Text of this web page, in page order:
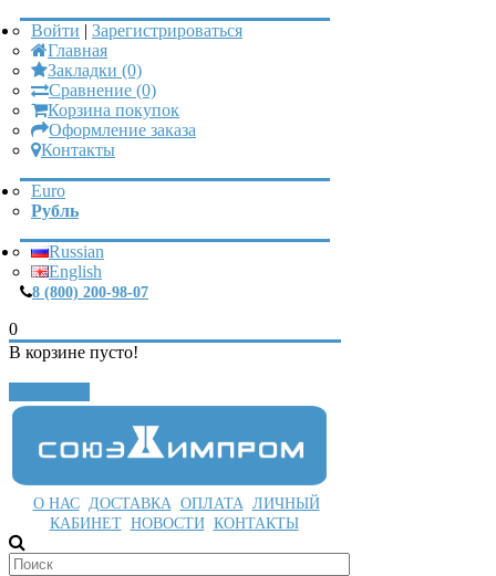
Войти | Зарегистрироваться
Главная
Закладки (0)
Сравнение (0)
Корзина покупок
Оформление заказа
Контакты
Euro
Рубль
Russian
English
8 (800) 200-98-07
0
В корзине пусто!
О НАС ДОСТАВКА ОПЛАТА ЛИЧНЫЙ
КАБИНЕТ НОВОСТИ КОНТАКТЫ